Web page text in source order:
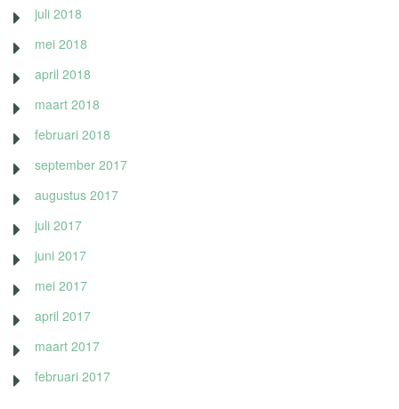
juli 2018
mei 2018
april 2018
maart 2018
februari 2018
september 2017
augustus 2017
juli 2017
juni 2017
mei 2017
april 2017
maart 2017
februari 2017